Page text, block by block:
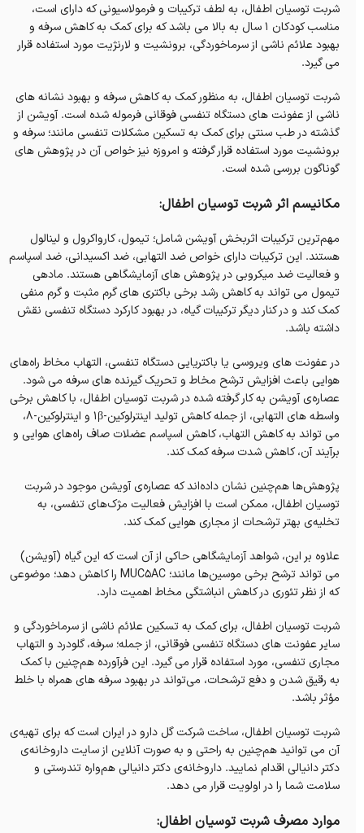
شربت توسیان اطفال، به لطف ترکیبات و فرمولاسیونی که دارای است،
مناسب کودکان ۱ سال به بالا می باشد که برای کمک به کاهش سرفه و
بهبود علائم ناشی از سرماخوردگی، برونشیت و لارنژیت مورد استفاده قرار
می‌ گیرد.
شربت توسیان اطفال، به‌ منظور کمک به کاهش سرفه و بهبود نشانه های
ناشی از عفونت‌ های دستگاه تنفسی فوقانی فرموله شده است. آویشن از
گذشته در طب سنتی برای کمک به تسکین مشکلات تنفسی مانند؛ سرفه و
برونشیت مورد استفاده قرار گرفته و امروزه نیز خواص آن در پژوهش‌ های
گوناگون بررسی شده است.
مکانیسم اثر شربت توسیان اطفال:
مهم‌ترین ترکیبات اثربخش آویشن شامل؛ تیمول، کارواکرول و لینالول
هستند. این ترکیبات دارای خواص ضد التهابی، ضد اکسیدانی، ضد اسپاسم
و فعالیت ضد میکروبی در پژوهش های آزمایشگاهی هستند. مادهی
تیمول می‌ تواند به کاهش رشد برخی باکتری‌ های گرم مثبت و گرم منفی
کمک کند و در کنار دیگر ترکیبات گیاه، در بهبود کارکرد‌ دستگاه تنفسی نقش
داشته باشد.
در عفونت‌ های ویروسی یا باکتریایی دستگاه تنفسی، التهاب مخاط راه‌های
هوایی باعث افزایش ترشح مخاط و تحریک گیرنده‌ های سرفه می‌ شود.
عصاره‌ی آویشن به کار گرفته شده در شربت توسیان اطفال، با کاهش برخی
واسطه‌ های التهابی، از جمله کاهش تولید اینترلوکین-1β و اینترلوکین-8،
می‌ تواند به کاهش التهاب، کاهش اسپاسم عضلات صاف راه‌های هوایی و
برآیند آن، کاهش شدت سرفه کمک کند.
پژوهش‌ها هم‌چنین نشان داده‌اند که عصاره‌ی آویشن موجود در شربت
توسیان اطفال، ممکن است با افزایش فعالیت مژک‌های تنفسی، به
تخلیه‌ی بهتر ترشحات از مجاری هوایی کمک کند.
علاوه بر این، شواهد آزمایشگاهی حاکی از آن است که این گیاه (آویشن)
می‌ تواند ترشح برخی موسین‌ها مانند؛ MUC5AC را کاهش دهد؛ موضوعی
که از نظر تئوری در کاهش انباشتگی مخاط اهمیت دارد.
شربت توسیان اطفال، برای کمک به تسکین علائم ناشی از سرماخوردگی و
سایر عفونت‌ های دستگاه تنفسی فوقانی، از جمله؛ سرفه، گلودرد و التهاب
مجاری تنفسی، مورد استفاده قرار می‌ گیرد. این فرآورده هم‌چنین با کمک
به رقیق شدن و دفع ترشحات، می‌تواند در بهبود سرفه‌ های همراه با خلط
مؤثر باشد.
شربت توسیان اطفال، ساخت شرکت گل دارو در ایران است که برای تهیه‌ی
آن می‌ توانید هم‌چنین به راحتی و به صورت آنلاین از سایت داروخانه‌‌ی
دکتر دانیالی اقدام نمایید. داروخانه‌‌ی دکتر دانیالی هم‌واره تندرستی و
سلامت شما را در اولویت قرار می‌ دهد.
موارد مصرف شربت توسیان اطفال: